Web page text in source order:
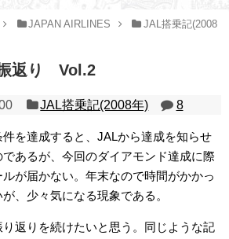
JAPAN AIRLINES
JAL搭乗記(2008
返り Vol.2
JAL搭乗記(2008年) 8
を達成すると、JALから達成を知らせ
あるが、今回のダイアモンド達成に際
が届かない。年末なので時間がかかっ
、少々気になる現象である。
返りを続けたいと思う。同じような記